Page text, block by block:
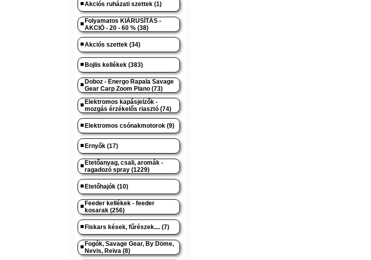
Akciós ruházati szettek (1)
Folyamatos KIÁRUSÍTÁS -
AKCIÓ - 20 - 60 % (38)
Akciós szettek (34)
Bojlis kellékek (383)
Doboz - Energo Rapala Savage
Gear Carp Zoom Plano (73)
Elektromos kapásjelzők -
mozgás érzékelős riasztó (74)
Elektromos csónakmotorok (9)
Ernyők (17)
Etetőanyag, csali, aromák -
ragadozó spray (1229)
Etetőhajók (10)
Feeder kellékek - feeder
kosarak (256)
Fiskars kések, fűrészek.... (7)
Fogók, Savage Gear, By Döme,
Nevis, Reiva (8)